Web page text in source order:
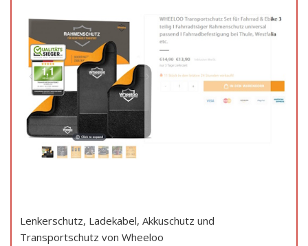
Lenkerschutz, Ladekabel, Akkuschutz und
Transportschutz von Wheeloo